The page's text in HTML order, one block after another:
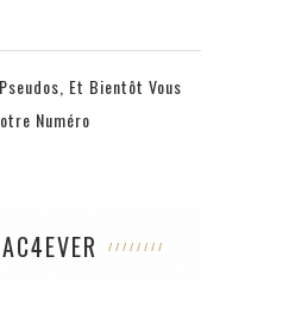
Et Bientôt Vous
Numéro